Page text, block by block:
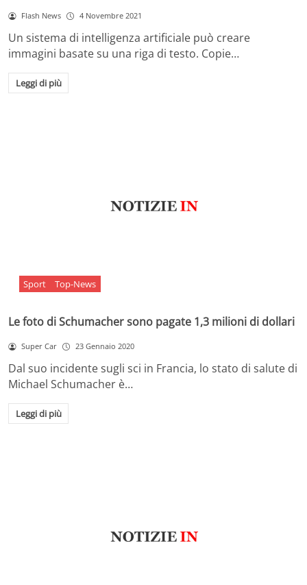
Flash News 4 Novembre 2021
Un sistema di intelligenza artificiale può creare
immagini basate su una riga di testo. Copie…
Leggi di più
Sport Top-News
Le foto di Schumacher sono pagate 1,3 milioni di dollari
Super Car 23 Gennaio 2020
Dal suo incidente sugli sci in Francia, lo stato di salute di
Michael Schumacher è…
Leggi di più